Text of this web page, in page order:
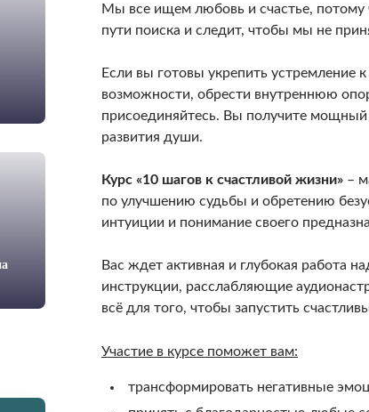
Мы все ищем любовь и счастье, потому
пути поиска и следит, чтобы мы не
Если вы готовы укрепить устремление
возможности, обрести внутреннюю
присоединяйтесь. Вы получите мощный
развития души.
Курс «10 шагов к счастливой жизни» –
по улучшению судьбы и обретению
интуиции и понимание своего
Вас ждет активная и глубокая работа
инструкции, расслабляющие
всё для того, чтобы запустить
Участие в курсе поможет вам:
трансформировать негативные